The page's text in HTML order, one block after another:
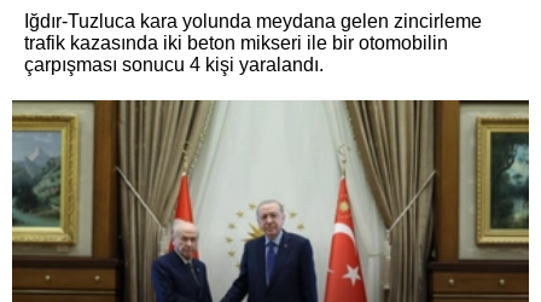
Iğdır-Tuzluca kara yolunda meydana gelen zincirleme
trafik kazasında iki beton mikseri ile bir otomobilin
çarpışması sonucu 4 kişi yaralandı.